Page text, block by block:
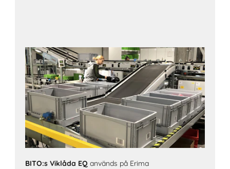
BITO:s Viklåda EQ används på Erima